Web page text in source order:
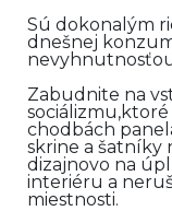
Sú dokonalým
dnešnej
Zabudnite na
chodbách
skrine a šatníky
dizajnovo na
interiéru a
miestnosti.